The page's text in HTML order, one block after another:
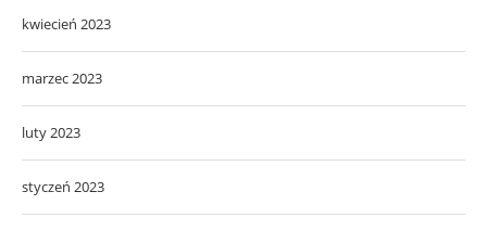
kwiecień 2023
marzec 2023
luty 2023
styczeń 2023